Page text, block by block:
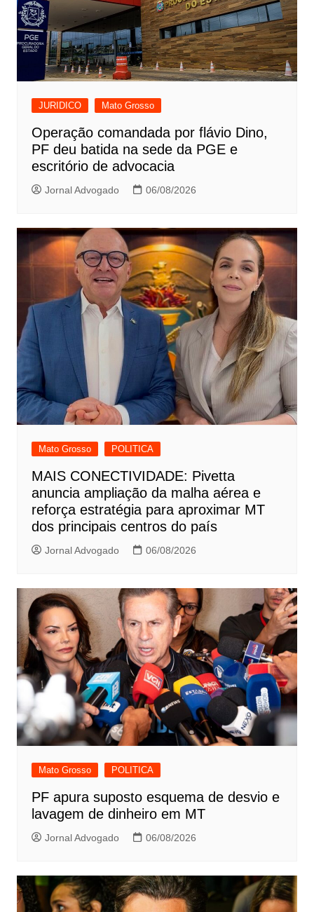
JURIDICO Mato Grosso
Operação comandada por flávio Dino,
PF deu batida na sede da PGE e
escritório de advocacia
Jornal Advogado 06/08/2026
Mato Grosso POLITICA
MAIS CONECTIVIDADE: Pivetta
anuncia ampliação da malha aérea e
reforça estratégia para aproximar MT
dos principais centros do país
Jornal Advogado 06/08/2026
Mato Grosso POLITICA
PF apura suposto esquema de desvio e
lavagem de dinheiro em MT
Jornal Advogado 06/08/2026